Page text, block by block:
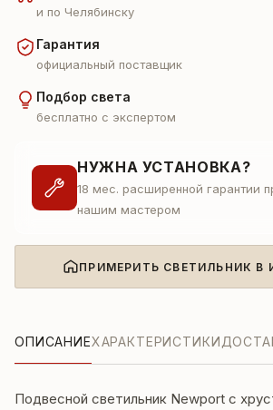
и по Челябинску
Гарантия
официальный поставщик
Подбор света
бесплатно с экспертом
НУЖНА УСТАНОВКА?
18 мес. расширенной гарантии
нашим мастером
ПРИМЕРИТЬ СВЕТИЛЬНИК В
ОПИСАНИЕХАРАКТЕРИСТИКИ
Подвесной светильник Newport с